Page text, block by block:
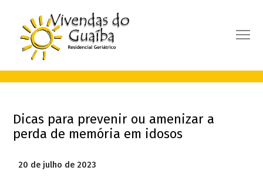
Dicas para prevenir ou amenizar a
perda de memória em idosos
20 de julho de 2023